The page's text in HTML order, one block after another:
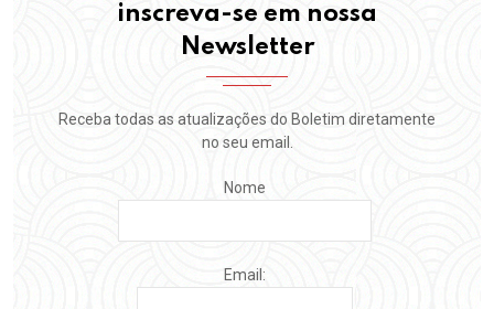
inscreva-se em nossa
Newsletter
Receba todas as atualizações do Boletim diretamente
no seu email.
Nome
Email: